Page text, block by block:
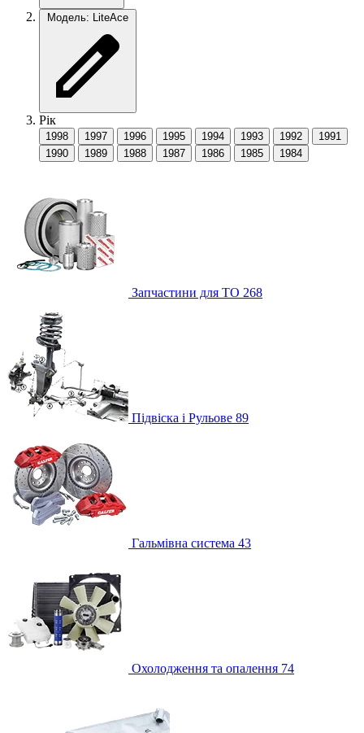
Модель: LiteAce
Рік
1998 1997 1996 1995 1994 1993 1992
1991
1990
1989 1988 1987 1986 1985 1984
Запчастини для ТО 268
Підвіска і Рульове 89
Гальмівна система 43
Охолодження та опалення 74